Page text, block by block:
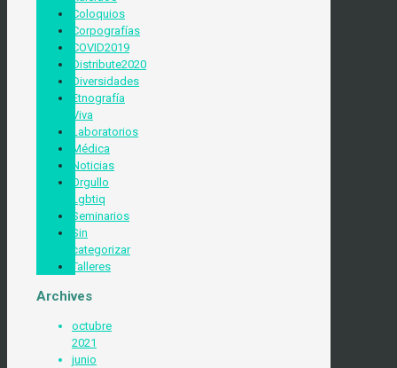
Coloquios
Corpografías
COVID2019
Distribute2020
Diversidades
Etnografía
Viva
Laboratorios
Médica
Noticias
Orgullo
Lgbtiq
Seminarios
Sin
categorizar
Talleres
Archives
octubre
2021
junio